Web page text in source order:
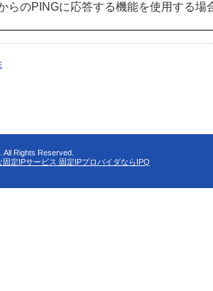
らのPINGに応答する機能を使用する場
Rights Reserved.
定IPサービス 固定IPプロバイダならIPQ